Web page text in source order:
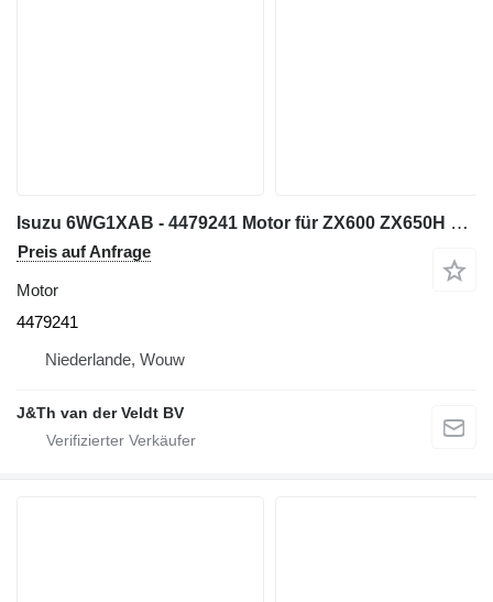
Isuzu 6WG1XAB - 4479241 Motor für ZX600 ZX650H ZX600LC Bagger
Preis auf Anfrage
Motor
4479241
Niederlande, Wouw
J&Th van der Veldt BV